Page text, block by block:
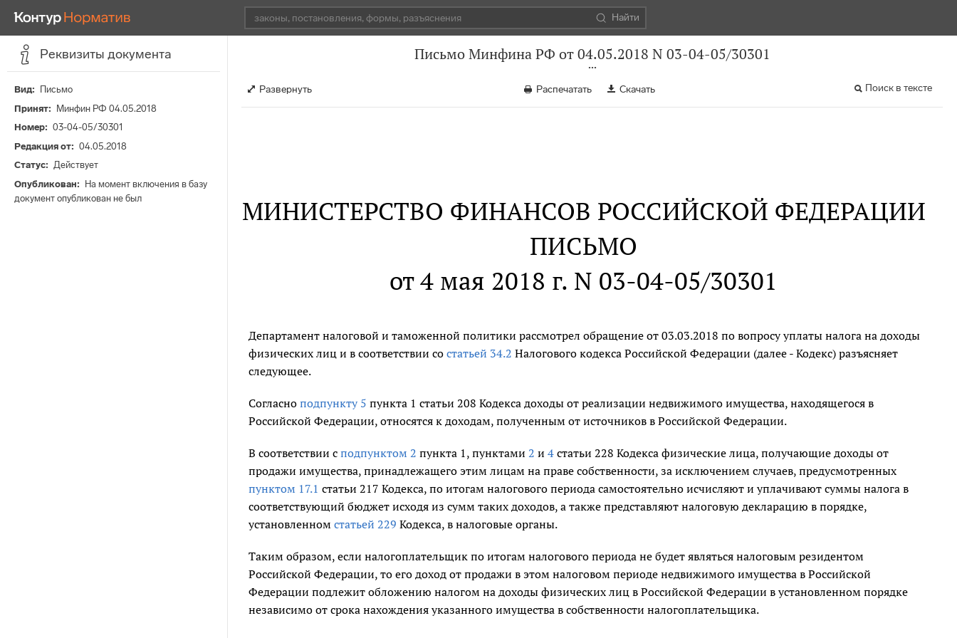
Найти
Реквизиты документа
Вид
Письмо
Принят
Минфин РФ 04.05.2018
Номер
03-04-05/30301
Редакция от
04.05.2018
Статус
Действует
Опубликован
На момент включения в базу
документ опубликован не был
Письмо Минфина РФ от 04.05.2018 N 03-04-05/30301
Развернуть Распечатать Скачать Поиск в тексте
МИНИСТЕРСТВО ФИНАНСОВ РОССИЙСКОЙ ФЕДЕРАЦИИ
ПИСЬМО
от 4 мая 2018 г. N 03-04-05/30301
Департамент налоговой и таможенной политики рассмотрел обращение от 03.03.2018 по вопросу уплаты налога на доходы
физических лиц и в соответствии со статьей 34.2 Налогового кодекса Российской Федерации (далее - Кодекс) разъясняет
следующее.
Согласно подпункту 5 пункта 1 статьи 208 Кодекса доходы от реализации недвижимого имущества, находящегося в
Российской Федерации, относятся к доходам, полученным от источников в Российской Федерации.
В соответствии с подпунктом 2 пункта 1, пунктами 2 и 4статьи 228 Кодекса физические лица, получающие доходы от
продажи имущества, принадлежащего этим лицам на праве собственности, за исключением случаев, предусмотренных
пунктом 17.1 статьи 217 Кодекса, по итогам налогового периода самостоятельно исчисляют и уплачивают суммы налога в
соответствующий бюджет исходя из сумм таких доходов, а также представляют налоговую декларацию в порядке,
установленном статьей 229 Кодекса, в налоговые органы.
Таким образом, если налогоплательщик по итогам налогового периода не будет являться налоговым резидентом
Российской Федерации, то его доход от продажи в этом налоговом периоде недвижимого имущества в Российской
Федерации подлежит обложению налогом на доходы физических лиц в Российской Федерации в установленном порядке
независимо от срока нахождения указанного имущества в собственности налогоплательщика.